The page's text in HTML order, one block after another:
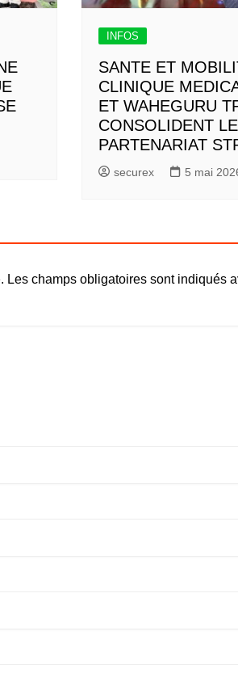
INFOS
SANTE ET
CLINIQUE
ET WAHEGURU
CONSOLIDENT
PARTENARIAT
securex 5 mai
Les champs obligatoires sont indiqués